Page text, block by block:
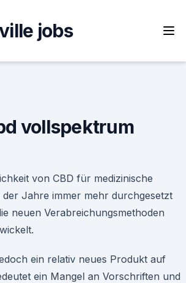
jobs
vollspektrum
von CBD für medizinische
der Jahre immer mehr durchgesetzt
neuen Verabreichungsmethoden
ein relativ neues Produkt auf
ein Mangel an Vorschriften und